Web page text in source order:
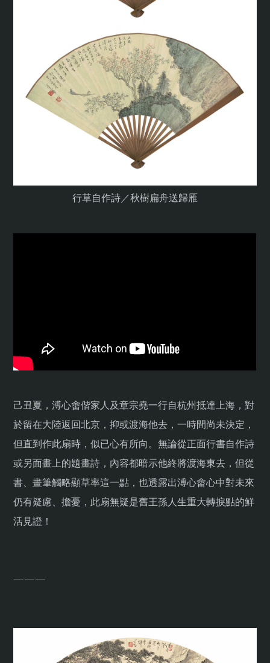
行草自作詩／秋樹扁舟送歸雁
己丑夏，溥心畬偕家人及章宗堯一行自杭州抵達上海，對
於留在大陸返回北京，抑或渡海他去，一時間尚未決定，
但直到作此扇時，似已心有所向。無論從正面行書自作詩
或另面畫上的題畫詩，內容都暗示他終將渡海東去，但從
書、畫筆觸略顯草率這一點，也透露出溥心畬心中對未來
仍有疑慮、擔憂，此扇無疑是舊王孫人生重大轉捩點的鮮
活見證！
———